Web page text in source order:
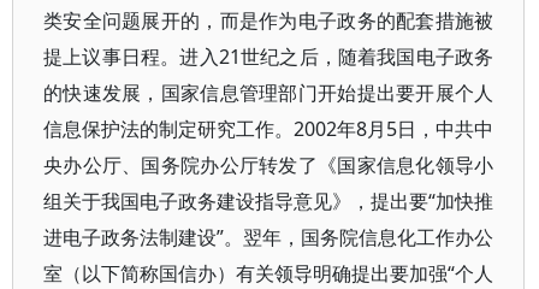
类安全问题展开的，而是作为电子政务的配套措施被
提上议事日程。进入21世纪之后，随着我国电子政务
的快速发展，国家信息管理部门开始提出要开展个人
信息保护法的制定研究工作。2002年8月5日，中共中
央办公厅、国务院办公厅转发了《国家信息化领导小
组关于我国电子政务建设指导意见》，提出要“加快推
进电子政务法制建设”。翌年，国务院信息化工作办公
室（以下简称国信办）有关领导明确提出要加强“个人